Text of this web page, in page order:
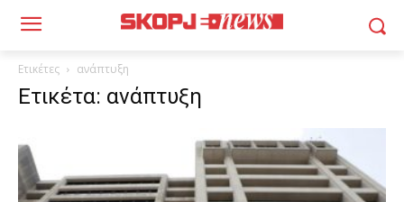
Ετικέτες ανάπτυξη
Ετικέτα: ανάπτυξη